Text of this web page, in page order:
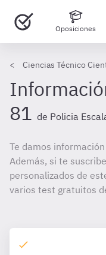
Oposiciones
Ciencias Técnico
81 de Policia
Te damos
Además, si te
personalizados de
varios test gratuitos